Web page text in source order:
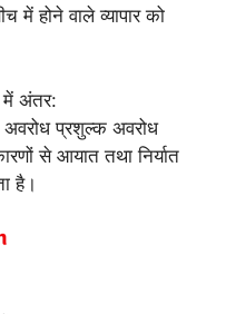
में होने वाले व्यापार को
में अंतर:
अवरोध प्रशुल्क अवरोध
से आयात तथा निर्यात
है।